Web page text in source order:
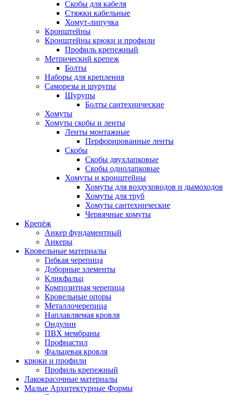
Скобы для кабеля
Стяжки кабельные
Хомут-липучка
Кронштейны
Кронштейны крюки и профили
Профиль крепежный
Метрический крепеж
Болты
Наборы для крепления
Саморезы и шурупы
Шурупы
Болты сантехнические
Хомуты
Хомуты скобы и ленты
Ленты монтажные
Перфорированные ленты
Скобы
Скобы двухлапковые
Скобы однолапковые
Хомуты и кронштейны
Хомуты для воздуховодов и дымоходов
Хомуты для труб
Хомуты сантехнические
Червячные хомуты
Крепёж
Анкер фундаментный
Анкеры
Кровельные материалы
Гибкая черепица
Доборные элементы
Кликфальц
Композитная черепица
Кровельные опоры
Металлочерепица
Наплавляемая кровля
Ондулин
ПВХ мембраны
Профнастил
Фальцевая кровля
крюки и профили
Профиль крепежный
Лакокрасочные материалы
Малые Архитектурные Формы